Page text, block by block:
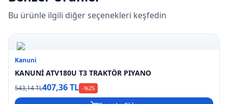
Bu ürünle ilgili diğer seçenekleri keşfedin
Kanuni
KANUNİ ATV180U T3 TRAKTÖR PIYANO
543,14 TL407,36 TL -%25